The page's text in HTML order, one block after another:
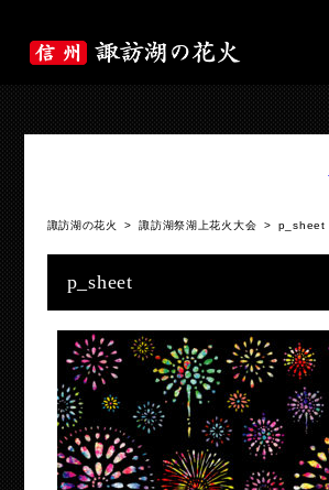
諏訪湖の花火 >諏訪湖祭湖上花火大会 > p_sheet
p_sheet